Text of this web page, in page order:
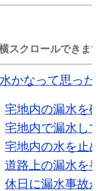
？
スクロールできま
かなって思った
宅地内の漏水を
宅地内で漏水し
宅地内の水を止
道路上の漏水を
休日に漏水事故